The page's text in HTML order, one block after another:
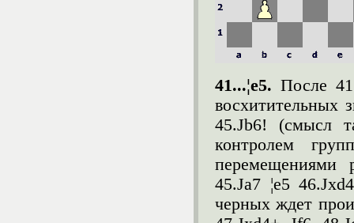
41...¦e5. После
восхитительных
45.Јb6! (смысл
контролем
перемещениями
45.Јa7 ¦e5
черных ждет